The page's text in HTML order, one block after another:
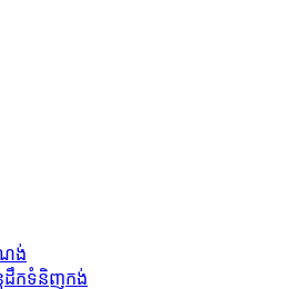
ង់
ដឹក​ទំនិញ​កង់